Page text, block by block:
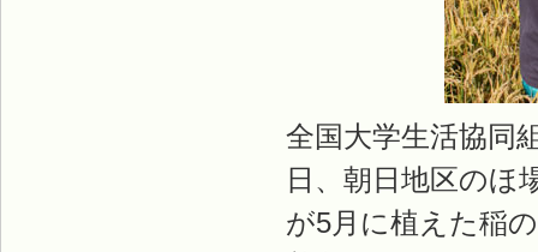
全国大学生活協同
日、朝日地区のほ
が5月に植えた稲